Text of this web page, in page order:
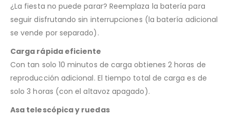
¿La fiesta no puede parar? Reemplaza la batería para
seguir disfrutando sin interrupciones (la batería adicional
se vende por separado).
Carga rápida eficiente
Con tan solo 10 minutos de carga obtienes 2 horas de
reproducción adicional. El tiempo total de carga es de
solo 3 horas (con el altavoz apagado).
Asa telescópica y ruedas